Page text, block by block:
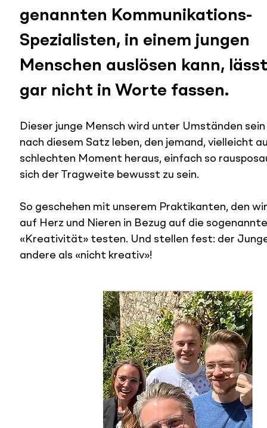
genannten Kommunikations-
Spezialisten, in einem jungen
Menschen auslösen kann,
gar nicht in Worte fassen.
Dieser junge Mensch wird unter Umständen
nach diesem Satz leben, den jemand, vielleicht
schlechten Moment heraus, einfach so
sich der Tragweite bewusst zu sein.
So geschehen mit unserem Praktikanten, den
auf Herz und Nieren in Bezug auf die
«Kreativität» testen. Und stellen fest: der
andere als «nicht kreativ»!